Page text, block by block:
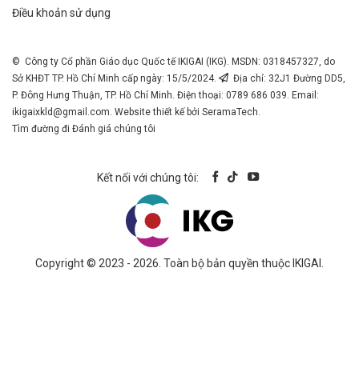
Điều khoản sử dụng
© Công ty Cổ phần Giáo dục Quốc tế IKIGAI (IKG). MSDN: 0318457327, do
Sở KHĐT TP. Hồ Chí Minh cấp ngày: 15/5/2024.
Địa chỉ: 32J1 Đường DD5,
P. Đông Hưng Thuận, TP. Hồ Chí Minh. Điện thoại: 0789 686 039. Email:
ikigaixkld@gmail.com . Website thiết kế bởi SeramaTech.
Tìm đường đi Đánh giá chúng tôi
Kết nối với chúng tôi:
Copyright © 2023 - 2026. Toàn bộ bản quyền thuộc IKIGAI.